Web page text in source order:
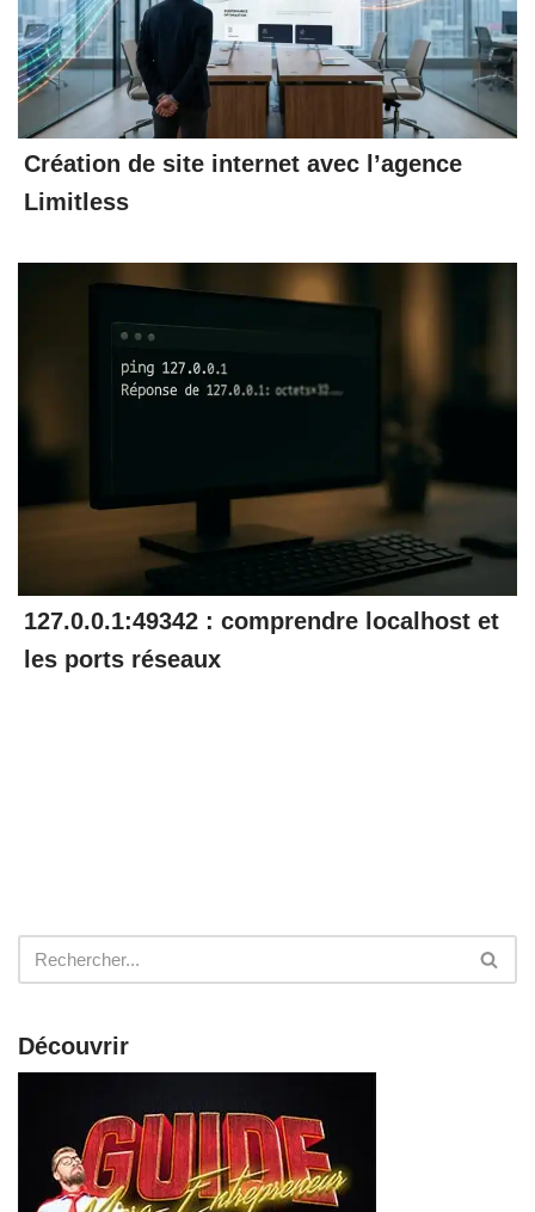
Création de site internet avec l’agence
Limitless
127.0.0.1:49342 : comprendre localhost et
les ports réseaux
Découvrir